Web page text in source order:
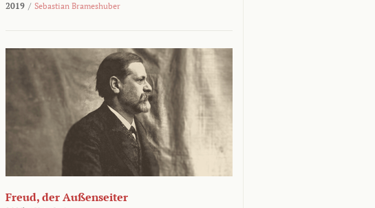
2019 / Sebastian Brameshuber
Freud, der Außenseiter